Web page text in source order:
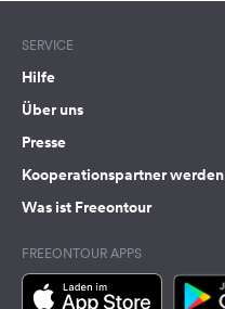
SERVICE
Hilfe
Über uns
Presse
Kooperationspartner werden
Was ist Freeontour
FREEONTOUR APPS